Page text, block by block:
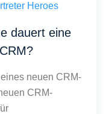
Heroes
dauert eine
neuen CRM-
CRM-